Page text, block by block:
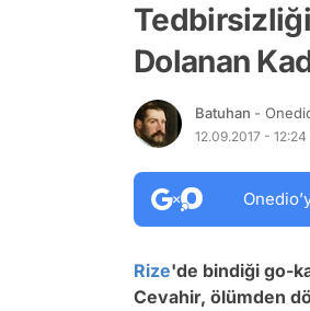
Dolanan
Batuhan -
12.09.2017 - 12:24
Rize'de bindiği go-
Cevahir, ölümden